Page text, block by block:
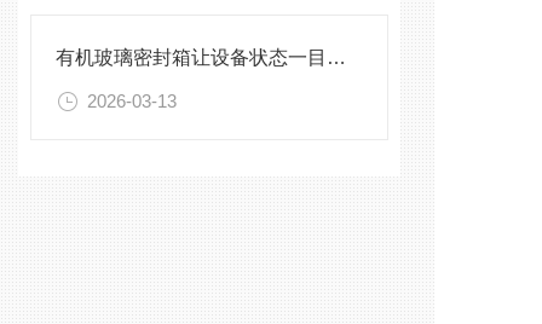
有机玻璃密封箱让设备状态一目了然，告别频繁开箱
2026-03-13